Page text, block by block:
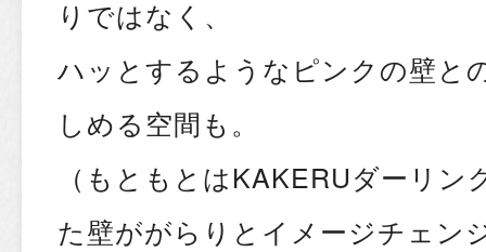
りではなく、
ハッとするようなピンクの壁と
しめる空間も。
（もともとはKAKERUダーリ
た壁ががらりとイメージチェン